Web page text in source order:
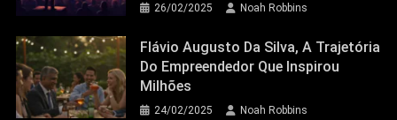
26/02/2025 Noah Robbins
Flávio Augusto Da Silva, A Trajetória
Do Empreendedor Que Inspirou
Milhões
24/02/2025 Noah Robbins